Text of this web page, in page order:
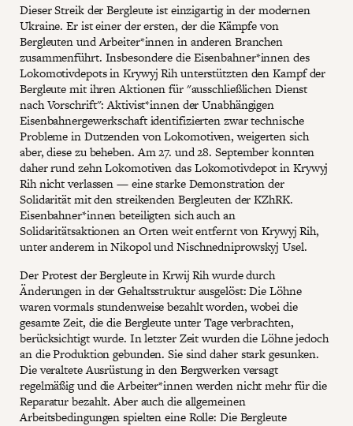
Dieser Streik der Bergleute ist einzigartig in der modernen
Ukraine. Er ist einer der ersten, der die Kämpfe von
Bergleuten und Arbeiter*innen in anderen Branchen
zusammenführt. Insbesondere die Eisenbahner*innen des
Lokomotivdepots in Krywyj Rih unterstützten den Kampf der
Bergleute mit ihren Aktionen für "ausschließlichen Dienst
nach Vorschrift": Aktivist*innen der Unabhängigen
Eisenbahnergewerkschaft identifizierten zwar technische
Probleme in Dutzenden von Lokomotiven, weigerten sich
aber, diese zu beheben. Am 27. und 28. September konnten
daher rund zehn Lokomotiven das Lokomotivdepot in Krywyj
Rih nicht verlassen — eine starke Demonstration der
Solidarität mit den streikenden Bergleuten der KZhRK.
Eisenbahner*innen beteiligten sich auch an
Solidaritätsaktionen an Orten weit entfernt von Krywyj Rih,
unter anderem in Nikopol und Nischnedniprowskyj Usel.
Der Protest der Bergleute in Krwij Rih wurde durch
Änderungen in der Gehaltsstruktur ausgelöst: Die Löhne
waren vormals stundenweise bezahlt worden, wobei die
gesamte Zeit, die die Bergleute unter Tage verbrachten,
berücksichtigt wurde. In letzter Zeit wurden die Löhne jedoch
an die Produktion gebunden. Sie sind daher stark gesunken.
Die veraltete Ausrüstung in den Bergwerken versagt
regelmäßig und die Arbeiter*innen werden nicht mehr für die
Reparatur bezahlt. Aber auch die allgemeinen
Arbeitsbedingungen spielten eine Rolle: Die Bergleute